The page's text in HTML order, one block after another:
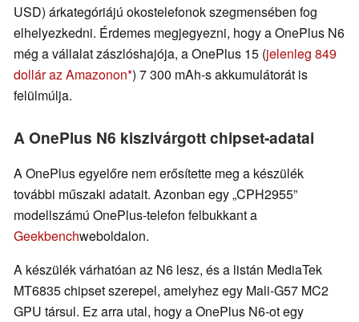
USD) árkategóriájú okostelefonok szegmensében fog
elhelyezkedni. Érdemes megjegyezni, hogy a OnePlus N6
még a vállalat zászlóshajója, a OnePlus 15 (jelenleg 849
dollár az Amazonon ) 7 300 mAh-s akkumulátorát is
felülmúlja.
A OnePlus N6 kiszivárgott chipset-adatai
A OnePlus egyelőre nem erősítette meg a készülék
további műszaki adatait. Azonban egy „CPH2955”
modellszámú OnePlus-telefon felbukkant a
Geekbenchweboldalon.
A készülék várhatóan az N6 lesz, és a listán MediaTek
MT6835 chipset szerepel, amelyhez egy Mali-G57 MC2
GPU társul. Ez arra utal, hogy a OnePlus N6-ot egy